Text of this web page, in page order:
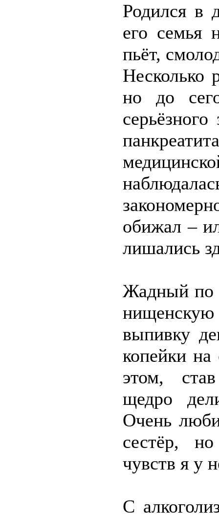
Родился в
его семья
пьёт,
Несколько
но до
обижал –
лишались
Жадный по
выпивку
копейки
этом,
щедро
Очень
сестёр,
чувств я у
С